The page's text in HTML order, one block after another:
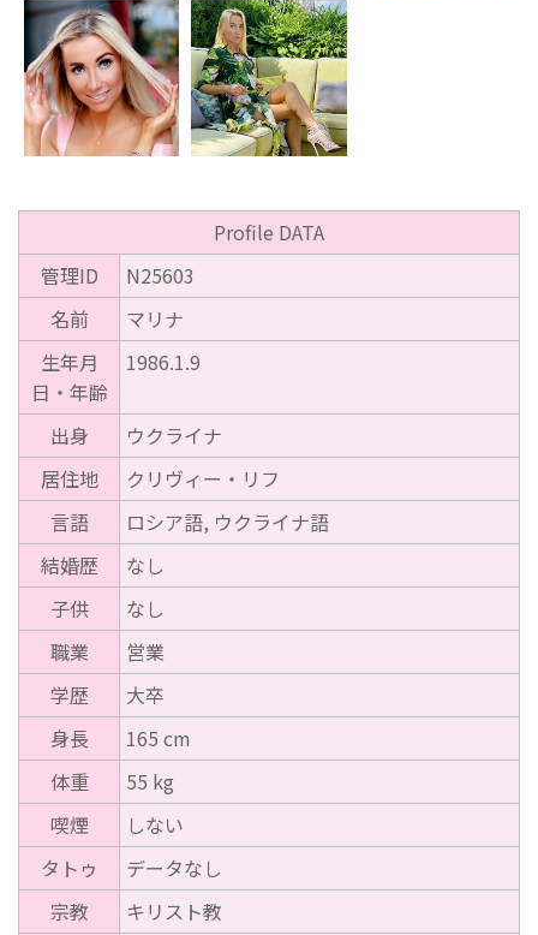
Profile DATA
管理ID
N25603
名前
マリナ
生年月
日・年齢
1986.1.9
出身
ウクライナ
居住地
クリヴィー・リフ
言語
ロシア語, ウクライナ語
結婚歴
なし
子供
なし
職業
営業
学歴
大卒
身長
165 cm
体重
55 kg
喫煙
しない
タトゥ
データなし
宗教
キリスト教